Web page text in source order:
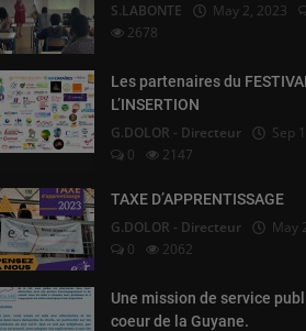
S.LABONTE May 2, 2023
2678
Les partenaires du
L’INSERTION
G.DOLOR - Directeur
Sep
0
2147
TAXE D’APPRENTISSAGE
G.DOLOR - Directeur
May
0
2062
Une mission de service
coeur de la Guyane.